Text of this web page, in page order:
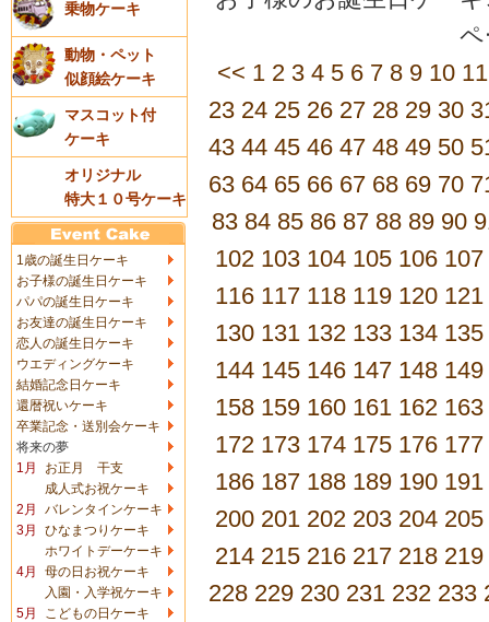
乗物ケーキ
動物・ペット
似顔絵ケーキ
マスコット付
ケーキ
オリジナル
特大１０号ケーキ
1歳の誕生日ケーキ
お子様の誕生日ケーキ
パパの誕生日ケーキ
お友達の誕生日ケーキ
恋人の誕生日ケーキ
ウエディングケーキ
結婚記念日ケーキ
還暦祝いケーキ
卒業記念・送別会ケーキ
将来の夢
1月
お正月 干支
成人式お祝ケーキ
2月
バレンタインケーキ
3月
ひなまつりケーキ
ホワイトデーケーキ
4月
母の日お祝ケーキ
入園・入学祝ケーキ
5月
こどもの日ケーキ
<< 1 2 3 4 5 6 7 8 9 10 11
23 24 25 26 27 28 29 30
43 44 45 46 47 48 49 50
63 64 65 66 67 68 69 70
83 84 85 86 87 88 89 90
102 103 104 105 106 107
116 117 118 119 120 121
130 131 132 133 134 135
144 145 146 147 148 149
158 159 160 161 162 163
172 173 174 175 176 177
186 187 188 189 190 191
200 201 202 203 204 205
214 215 216 217 218 219
228 229 230 231 232 233